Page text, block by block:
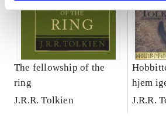
The fellowship of the
ring
J.R.R. Tolkien
hjem
J.R.R.